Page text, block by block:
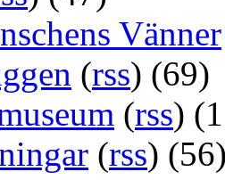
Vänner
(rss) (69)
(rss)
(rss)